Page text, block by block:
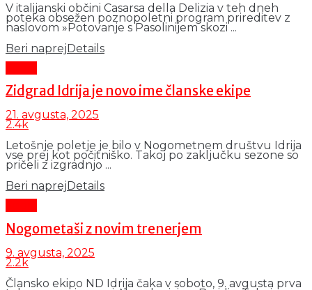
V italijanski občini Casarsa della Delizia v teh dneh
poteka obsežen poznopoletni program prireditev z
naslovom »Potovanje s Pasolinijem skozi ...
Beri naprejDetails
Zidgrad Idrija je novo ime članske ekipe
21. avgusta, 2025
2.4k
Letošnje poletje je bilo v Nogometnem društvu Idrija
vse prej kot počitniško. Takoj po zaključku sezone so
pričeli z izgradnjo ...
Beri naprejDetails
Nogometaši z novim trenerjem
9. avgusta, 2025
2.2k
Člansko ekipo ND Idrija čaka v soboto, 9. avgusta prva